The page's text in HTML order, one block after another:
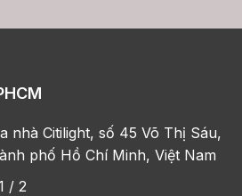
nhà Citilight, số 45 Võ Thị Sáu,
phố Hồ Chí Minh, Việt Nam
/ 2